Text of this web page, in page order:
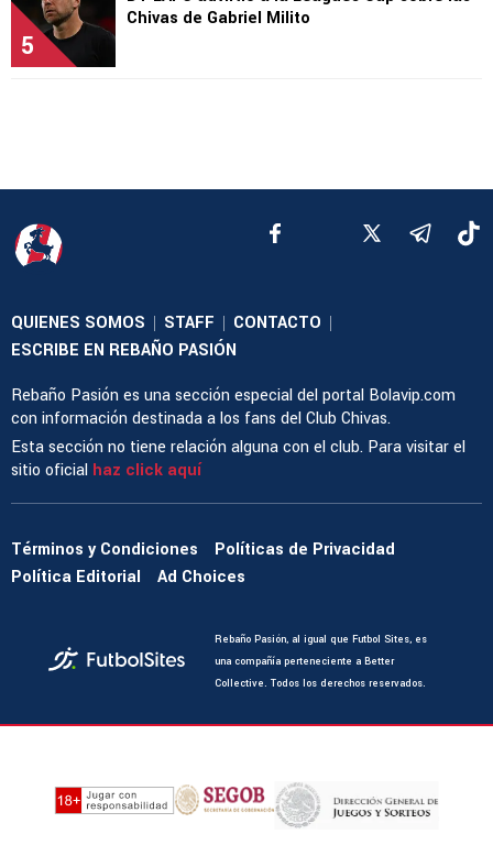
5
Chivas de Gabriel Milito
QUIENES SOMOS | STAFF | CONTACTO |
ESCRIBE EN REBAÑO PASIÓN
Rebaño Pasión es una sección especial del portal Bolavip.com
con información destinada a los fans del Club Chivas.
Esta sección no tiene relación alguna con el club. Para visitar el
sitio oficial haz click aquí
Términos y Condiciones
Políticas de Privacidad
Política Editorial
Ad Choices
Rebaño Pasión, al igual que Futbol Sites, es
una compañía perteneciente a Better
Collective. Todos los derechos reservados.